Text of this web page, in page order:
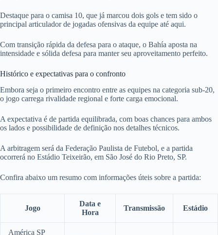
Destaque para o camisa 10, que já marcou dois gols e tem sido o
principal articulador de jogadas ofensivas da equipe até aqui.
Com transição rápida da defesa para o ataque, o Bahía aposta na
intensidade e sólida defesa para manter seu aproveitamento perfeito.
Histórico e expectativas para o confronto
Embora seja o primeiro encontro entre as equipes na categoria sub-20,
o jogo carrega rivalidade regional e forte carga emocional.
A expectativa é de partida equilibrada, com boas chances para ambos
os lados e possibilidade de definição nos detalhes técnicos.
A arbitragem será da Federação Paulista de Futebol, e a partida
ocorrerá no Estádio Teixeirão, em São José do Rio Preto, SP.
Confira abaixo um resumo com informações úteis sobre a partida:
Jogo
Data e
Hora
Transmissão Estádio
América SP